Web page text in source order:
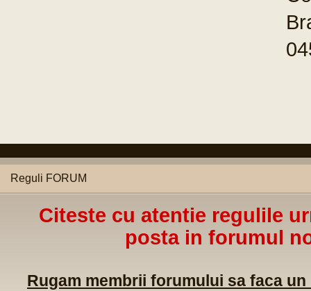
Reguli FORUM
Citeste cu atentie regulile
posta in forumul
Rugam membrii forumului sa faca